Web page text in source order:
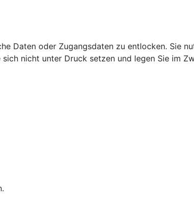
Daten oder Zugangsdaten zu entlocken. Sie
nicht unter Druck setzen und legen Sie im